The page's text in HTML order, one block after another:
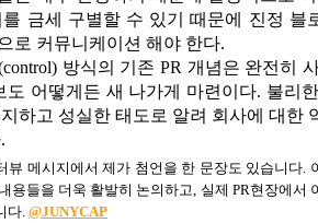
금세 구별할 수 있기 때문에 진정 블
로 커뮤니케이션 해야 한다.
방식의 기존 PR 개념은 완전히
도 어떻게든 새 나가게 마련이다. 불리
하고 성실한 태도로 알려 회사에 대한
뷰 메시지에서 제가 첨언을 한 문장도 있습니다.
용들을 더욱 활발히 논의하고, 실제 PR현장에서
다. @JUNYCAP